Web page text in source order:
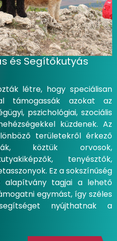
és Segítőkutyás
létre, hogy speciálisan
támogassák azokat az
pszichológiai, szociális
küzdenek. Az
területekről érkező
köztük orvosok,
tenyésztők,
Ez a sokszínűség
alapítvány tagjai a lehető
egymást, így széles
nyújthatnak a